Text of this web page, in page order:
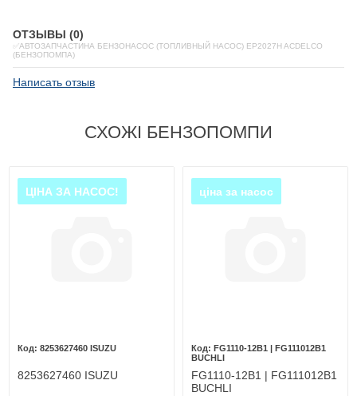
ОТЗЫВЫ (0)
✅АВТОЗАПЧАСТИНА БЕНЗОНАСОС (ТОПЛИВНЫЙ НАСОС) EP2027H ACDELCO
(БЕНЗОПОМПА)
Написать отзыв
СХОЖІ БЕНЗОПОМПИ
ЦІНА ЗА НАСОС!
8253627460 ISUZU
8253627460 ISUZU
ціна за насос
FG1110-12B1 | FG111012B1
BUCHLI
FG1110-12B1 | FG111012B1
BUCHLI